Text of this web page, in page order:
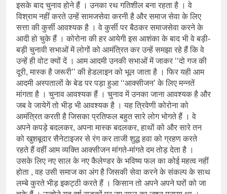
6 Days Ago
संस्मरण : गर्मी की छुट्टियां और
बचपन
6 Days Ago
इसके बाद चुनाव होने हैं । उनका रथ गतिशील बना रहता है । वे
विश्राम नहीं करते उन्हें सामजसेवा करनी है और समाज सेवा के लिए
सत्ता की कुर्सी आवश्यक है । वे कुर्सी पर बैठकर समाजसेवा करने के
आदी हो चुके हैं । कोरोना की हर आयेगी इस आशंका के बाद भी वे बड़ी-
बड़ी चुनावी सभाओं में लोगों को आमंत्रित कर उन्हें समझा रहे हैं कि वे
उन्हें ही वोट क्यों दें । आम आदमी उनकी सभाओं में जाकर ‘‘दो गज की
दूरी, मास्क है जरूरी’’ की हेडलाइन को भूल जाता है । फिर यही आम
आदमी अस्पतालों के बेड पर पड़ा हुआ ‘‘आक्सीजन’ के लिए मन्नतें
मांगता है । चुनाव आवश्यक हैं । चुनाव में उनका जाना आवश्यक है और
जब वे जायेगें तो भीड़ भी आवश्यक है । यह त्रिवेणी कोरोना को
आमंत्रित करती है जिसका प्रतिफल बहुत सारे लोग भोगते हैं । वे
अपने कपड़े बदलकर, अपना मास्क बदलकर, हाथों को और सारे तन
को खुशबूदार सैनेटाइजर से रंग कर ताजी शुद्ध हवा को ग्रहण करते
रहते हैं वहीं आम व्यक्ति आक्सीजन मांगते-मांगते दम तोड़ देता है ।
उसके लिए नए साल के नए कैलेण्डर के भविष्य फल का कोई महत्व नहीं
होता , वह उसी समाज का अंग है जिसकी सेवा करने के संकल्प के साथ
लम्बे कुरते भीड़ इकट्ठी करते हैं । किसान तो अपने अपने घरों को जा